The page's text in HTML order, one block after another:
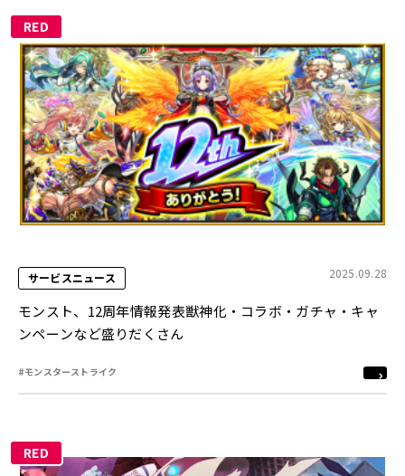
RED
サービスニュース 2025.09.28
モンスト、12周年情報発表獣神化・コラボ・ガチャ・キャ
ンペーンなど盛りだくさん
#モンスターストライク
RED